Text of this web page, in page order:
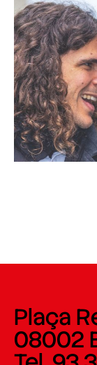
Plaça
08002